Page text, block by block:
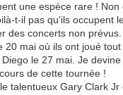
une espèce rare ! Non
t-il pas qu'ils occupent
des concerts non prévus.
20 mai où ils ont joué
le 27 mai. Je
de cette tournée !
talentueux Gary Clark Jr